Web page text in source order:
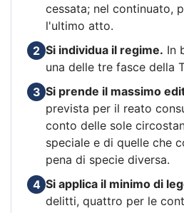
cessata; nel continuato,
l'ultimo atto.
2 Si individua il regime. In
una delle tre fasce della
3 Si prende il massimo
prevista per il reato
conto delle sole
speciale e di quelle che
pena di specie diversa.
4 Si applica il minimo di
delitti, quattro per le